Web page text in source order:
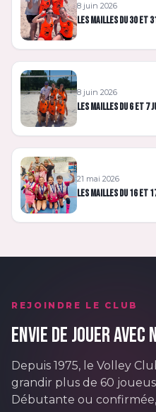
8 juin 2026
Les mailles du 30 et
8 juin 2026
Les mailles du 6 et 7
21 mai 2026
Les mailles du 16 et
REJOINDRE LE CLUB
ENVIE DE JOUER AVEC
Depuis 1975, le Volley
grandir plus de 60
Débutante ou